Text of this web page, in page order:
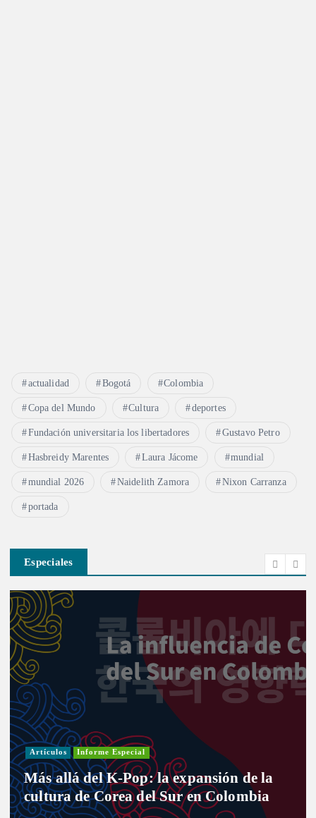
actualidad Bogotá Colombia
Copa del Mundo Cultura deportes
Fundación universitaria los libertadores Gustavo Petro
Hasbreidy Marentes Laura Jácome mundial
mundial 2026 Naidelith Zamora Nixon Carranza
portada
Especiales
Artículos Informe Especial
Más allá del K-Pop: la expansión de la
cultura de Corea del Sur en Colombia